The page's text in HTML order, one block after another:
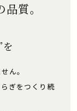
質。
ん。
ぎをつくり続